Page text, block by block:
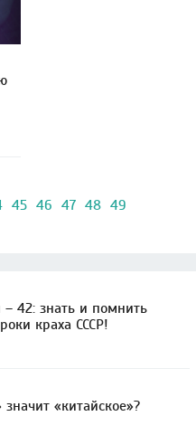
45 46 47 48 49
– 42: знать и помнить
краха СССР!
значит «китайское»?